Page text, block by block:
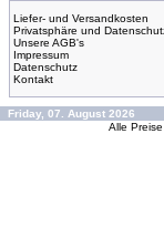
Liefer- und Versandkosten
Privatsphäre und
Unsere AGB's
Impressum
Datenschutz
Kontakt
Friday, 07. August 2026
Alle